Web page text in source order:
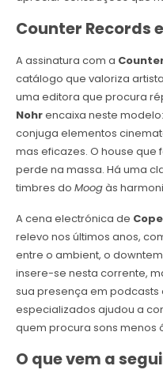
Counter Records
A assinatura com a
catálogo que valoriza
uma editora que procura
Nohrencaixa neste
conjuga elementos
mas eficazes. O house que
perde na massa. Há uma
timbres do Moogàs
A cena electrónica de
relevo nos últimos anos,
entre o ambient, o
insere-se nesta corrente,
sua presença em
especializados ajudou a
quem procura sons menos
O que vem a